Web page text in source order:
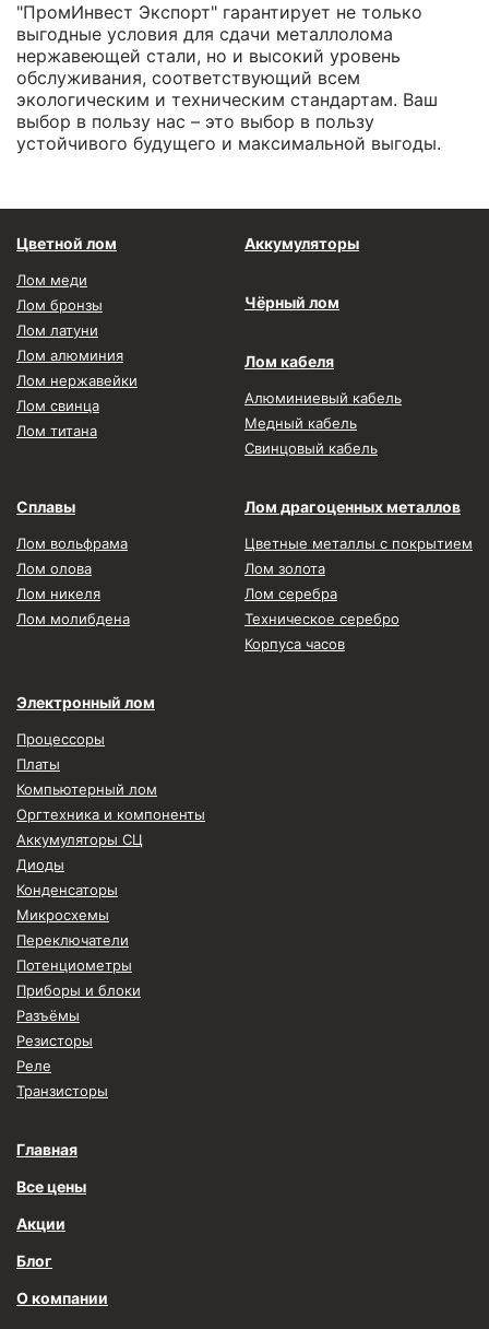
"ПромИнвест Экспорт" гарантирует не только
выгодные условия для сдачи металлолома
нержавеющей стали, но и высокий уровень
обслуживания, соответствующий всем
экологическим и техническим стандартам. Ваш
выбор в пользу нас – это выбор в пользу
устойчивого будущего и максимальной выгоды.
Цветной лом
Лом меди
Лом бронзы
Лом латуни
Лом алюминия
Лом нержавейки
Лом свинца
Лом титана
Аккумуляторы
Чёрный лом
Лом кабеля
Алюминиевый кабель
Медный кабель
Свинцовый кабель
Сплавы
Лом вольфрама
Лом олова
Лом никеля
Лом молибдена
Лом драгоценных металлов
Цветные металлы с покрытием
Лом золота
Лом серебра
Техническое серебро
Корпуса часов
Электронный лом
Процессоры
Платы
Компьютерный лом
Оргтехника и компоненты
Аккумуляторы СЦ
Диоды
Конденсаторы
Микросхемы
Переключатели
Потенциометры
Приборы и блоки
Разъёмы
Резисторы
Реле
Транзисторы
Главная
Все цены
Акции
Блог
О компании